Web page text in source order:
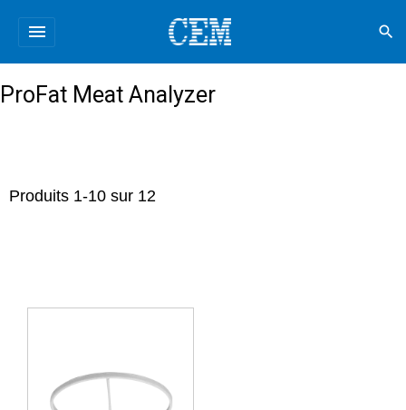
menu search
ProFat Meat Analyzer
Produits 1-10 sur 12